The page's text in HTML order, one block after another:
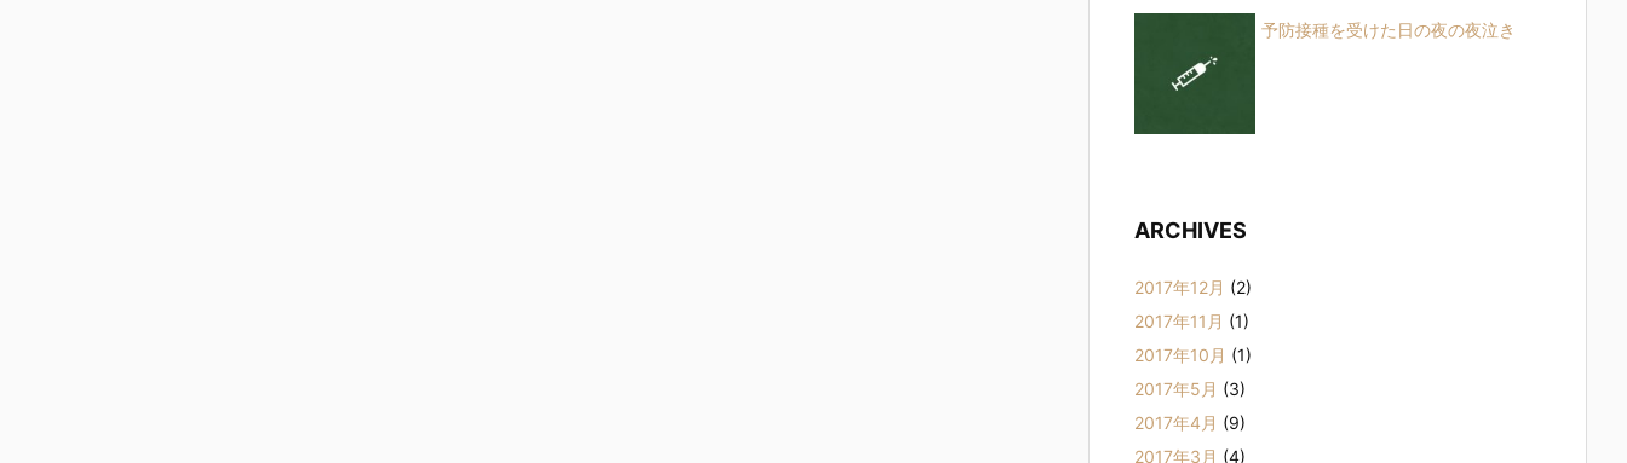
予防接種を受けた日の夜の夜泣き
ARCHIVES
2017年12月 (2)
2017年11月 (1)
2017年10月 (1)
2017年5月 (3)
2017年4月 (9)
2017年3月 (4)